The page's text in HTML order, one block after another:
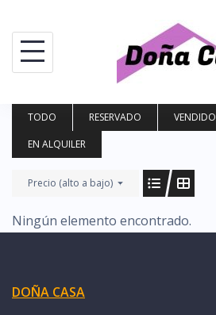
contenido
TODO RESERVADO VENDIDO
EN ALQUILER
Precio (alto a bajo)
Ningún elemento encontrado.
DOÑA CASA